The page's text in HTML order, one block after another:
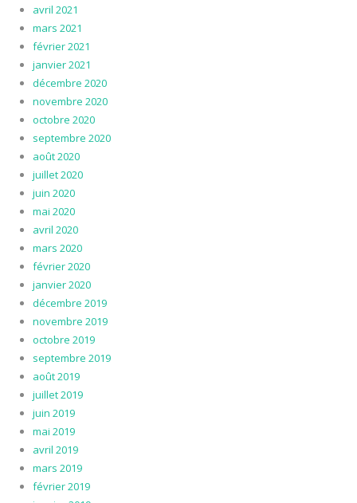
avril 2021
mars 2021
février 2021
janvier 2021
décembre 2020
novembre 2020
octobre 2020
septembre 2020
août 2020
juillet 2020
juin 2020
mai 2020
avril 2020
mars 2020
février 2020
janvier 2020
décembre 2019
novembre 2019
octobre 2019
septembre 2019
août 2019
juillet 2019
juin 2019
mai 2019
avril 2019
mars 2019
février 2019